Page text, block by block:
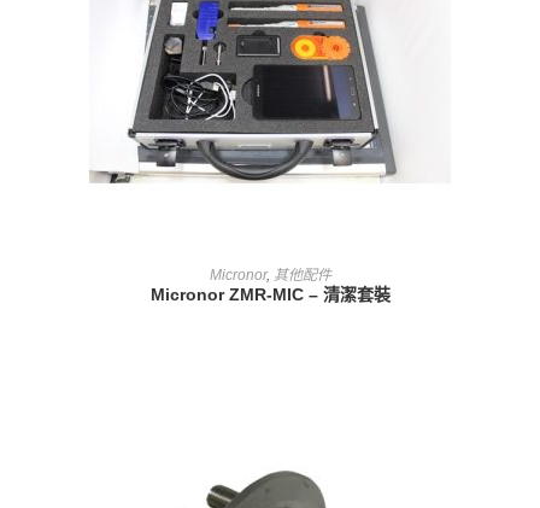
查看內容
Micronor, 其他配件
Micronor ZMR-MIC – 清潔套裝